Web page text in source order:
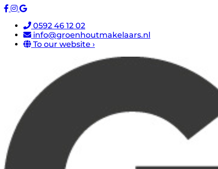
0592 46 12 02
info@groenhoutmakelaars.nl
To our website ›